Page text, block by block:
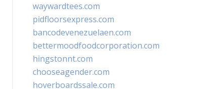
waywardtees.com
pidfloorsexpress.com
bancodevenezuelaen.com
bettermoodfoodcorporation.com
hingstonnt.com
chooseagender.com
hoverboardssale.com